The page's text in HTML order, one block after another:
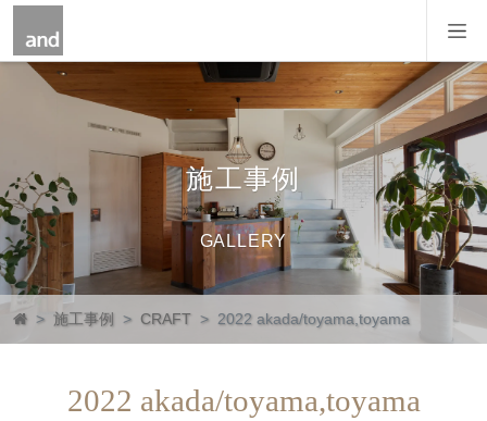
コンテンツへスキップ
メインナビゲーション
施工事例
GALLERY
施工事例 CRAFT 2022 akada/toyama,toyama
2022 akada/toyama,toyama